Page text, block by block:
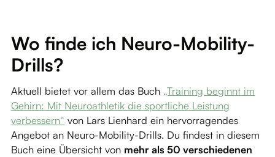
Wo finde ich Neuro-Mobility-
Drills?
Aktuell bietet vor allem das Buch „Training beginnt im
Gehirn: Mit Neuroathletik die sportliche Leistung
verbessern“ von Lars Lienhard ein hervorragendes
Angebot an Neuro-Mobility-Drills. Du findest in diesem
Buch eine Übersicht von mehr als 50 verschiedenen